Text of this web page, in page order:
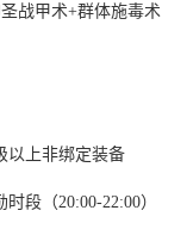
战甲术+群体施毒术
以上非绑定装备
段（20:00-22:00）